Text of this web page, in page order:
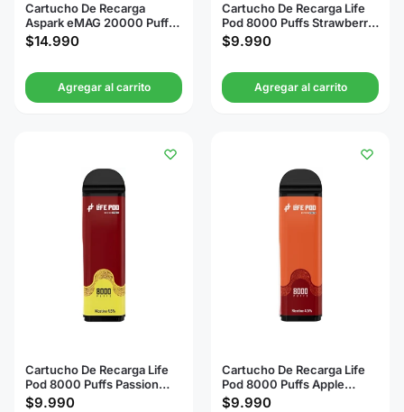
Cartucho De Recarga
Aspark eMAG 20000 Puffs
Strawberry Kiwi
Watermelon
$14.990
Agregar al carrito
Cartucho De Recarga Life
Pod 8000 Puffs Strawberry
Banana
$9.990
Agregar al carrito
Cartucho De Recarga Life
Pod 8000 Puffs Passion
Strawberry Ice
$9.990
Cartucho De Recarga Life
Pod 8000 Puffs Apple
Berries Ice
$9.990